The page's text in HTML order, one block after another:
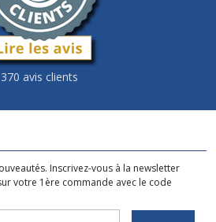
370 avis clients
Inscrivez-vous à la newsletter
votre 1ère commande avec le code